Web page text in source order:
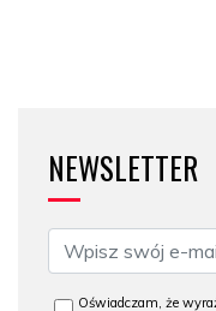
NEWSLETTER
Oświadczam, że